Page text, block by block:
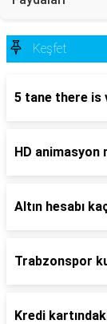
Keşfet
5 tane there is
HD animasyon
Altın hesabı
Trabzonspor
Kredi